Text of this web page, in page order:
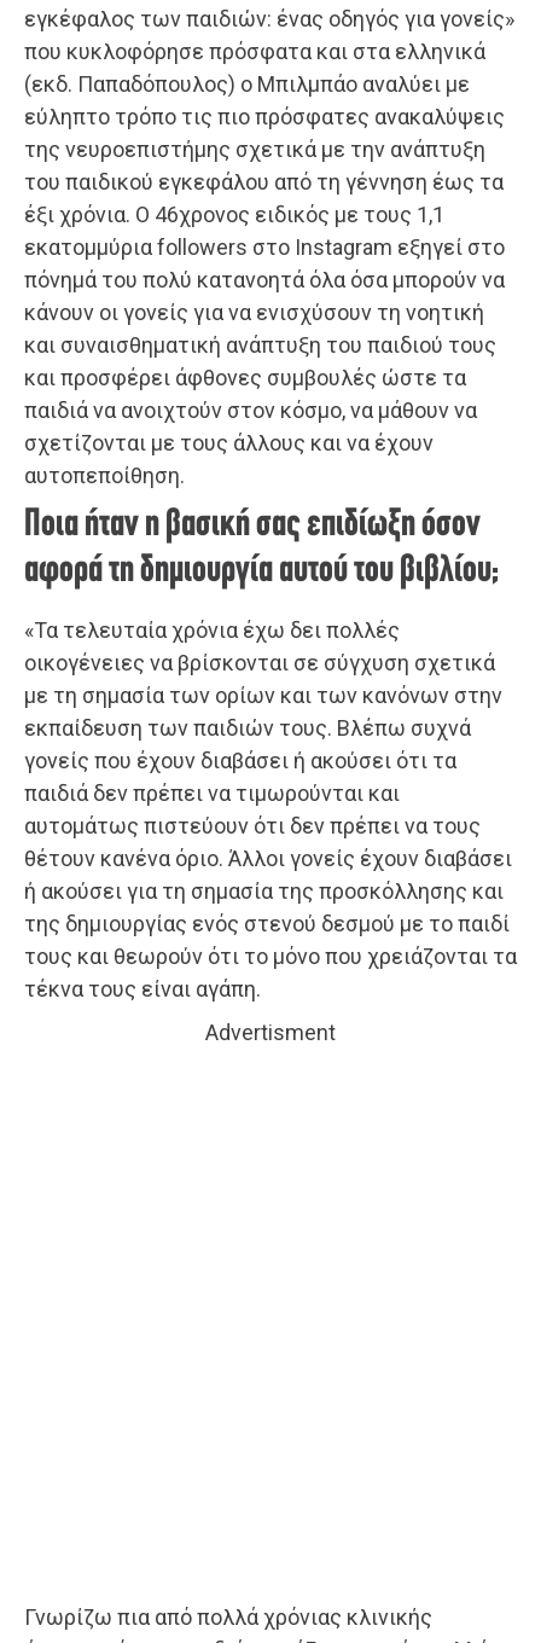
εγκέφαλος των παιδιών: ένας οδηγός για γονείς»
που κυκλοφόρησε πρόσφατα και στα ελληνικά
(εκδ. Παπαδόπουλος) ο Μπιλμπάο αναλύει με
εύληπτο τρόπο τις πιο πρόσφατες ανακαλύψεις
της νευροεπιστήμης σχετικά με την ανάπτυξη
του παιδικού εγκεφάλου από τη γέννηση έως τα
έξι χρόνια. Ο 46χρονος ειδικός με τους 1,1
εκατομμύρια followers στο Instagram εξηγεί στο
πόνημά του πολύ κατανοητά όλα όσα μπορούν να
κάνουν οι γονείς για να ενισχύσουν τη νοητική
και συναισθηματική ανάπτυξη του παιδιού τους
και προσφέρει άφθονες συμβουλές ώστε τα
παιδιά να ανοιχτούν στον κόσμο, να μάθουν να
σχετίζονται με τους άλλους και να έχουν
αυτοπεποίθηση.
Ποια ήταν η βασική σας επιδίωξη όσον
αφορά τη δημιουργία αυτού του βιβλίου;
«Τα τελευταία χρόνια έχω δει πολλές
οικογένειες να βρίσκονται σε σύγχυση σχετικά
με τη σημασία των ορίων και των κανόνων στην
εκπαίδευση των παιδιών τους. Βλέπω συχνά
γονείς που έχουν διαβάσει ή ακούσει ότι τα
παιδιά δεν πρέπει να τιμωρούνται και
αυτομάτως πιστεύουν ότι δεν πρέπει να τους
θέτουν κανένα όριο. Άλλοι γονείς έχουν διαβάσει
ή ακούσει για τη σημασία της προσκόλλησης και
της δημιουργίας ενός στενού δεσμού με το παιδί
τους και θεωρούν ότι το μόνο που χρειάζονται τα
τέκνα τους είναι αγάπη.
Advertisment
Γνωρίζω πια από πολλά χρόνιας κλινικής